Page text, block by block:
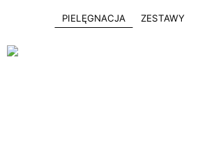
PIELĘGNACJA ZESTAWY